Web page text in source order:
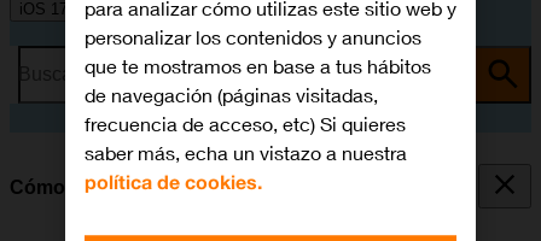
iOS 17
Busca por problema o tema
Cómo activar una Cuenta de Apple en el móvil
para analizar cómo utilizas este sitio web y
personalizar los contenidos y anuncios
que te mostramos en base a tus hábitos
de navegación (páginas visitadas,
frecuencia de acceso, etc) Si quieres
saber más, echa un vistazo a nuestra
política de cookies.